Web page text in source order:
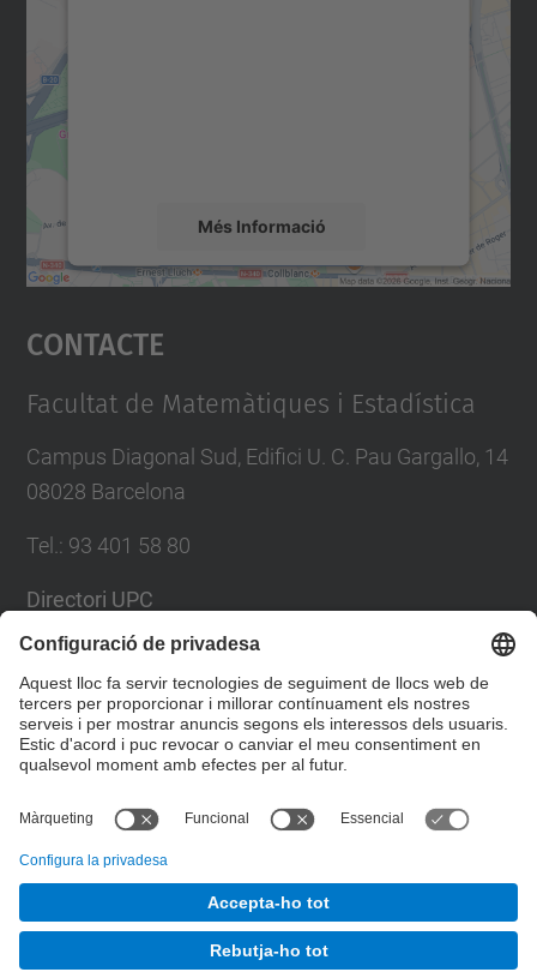
Més Informació
Accepta
powered by
Contacte
Facultat de Matemàtiques i Estadística
Campus Diagonal Sud, Edifici U. C. Pau Gargallo, 14
08028 Barcelona
Tel. : 93 401 58 80
Directori UPC
Formulari de contacte
Llista Xarxes Socials
Facultat de Matemàtiques i Estadí­stica.